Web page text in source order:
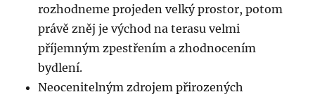
rozhodneme projeden velký prostor, potom
právě zněj je východ na terasu velmi
příjemným zpestřením a zhodnocením
bydlení.
Neocenitelným zdrojem přirozených